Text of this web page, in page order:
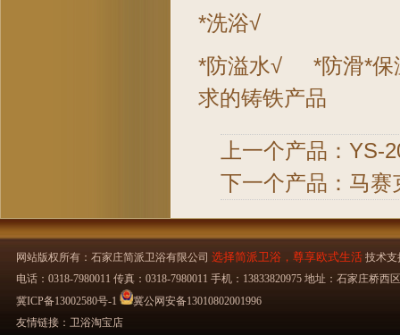
*洗浴√
*防溢水√ *防滑*保
求的铸铁产品
上一个产品： YS-
下一个产品： 马赛
网站版权所有：石家庄简派卫浴有限公司 选择简派卫浴，尊享欧式生活 技术支
电话：0318-7980011 传真：0318-7980011 手机：13833820975 地址：石家庄桥
冀ICP备13002580号-1
冀公网安备13010802001996
友情链接： 卫浴淘宝店